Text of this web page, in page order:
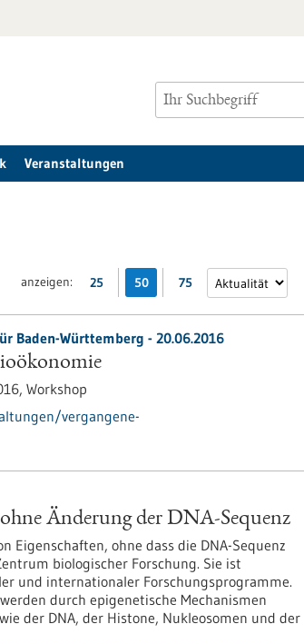
Veranstaltungen
anzeigen: 25 50 75
Baden-Württemberg -20.06.2016
Workshop
vergangene-
Änderung der DNA-Sequenz
Eigenschaften, ohne dass die DNA-Sequenz
biologischer Forschung. Sie ist
und internationaler Forschungsprogramme.
durch epigenetische Mechanismen
der DNA, der Histone, Nukleosomen und der